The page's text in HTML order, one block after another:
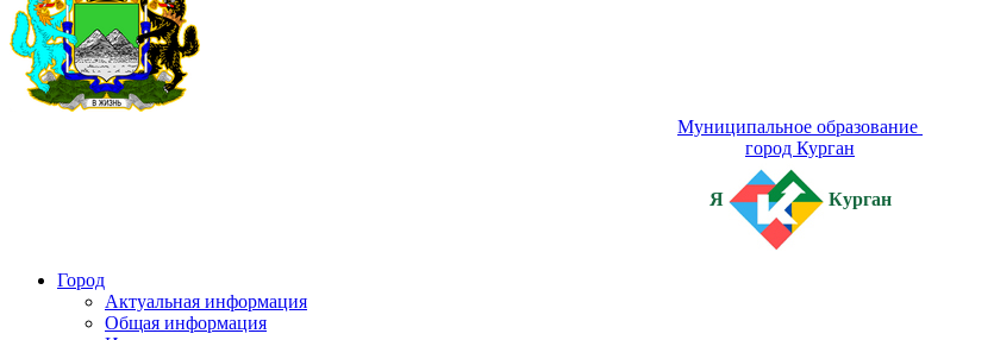
Муниципальное образование
город Курган
Я Курган
Город
Актуальная информация
Общая информация